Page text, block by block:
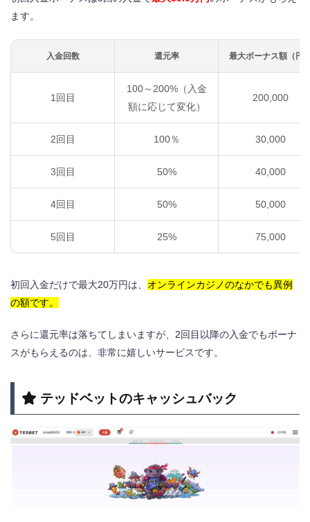
ます。
入金回数 還元率 最大ボーナス額（円
1回目
100～200%（入金
額に応じて変化）
200,000
2回目 100％ 30,000
3回目 50% 40,000
4回目 50% 50,000
5回目 25% 75,000
初回入金だけで最大20万円は、 オンラインカジノのなかでも異例
の額です。
さらに還元率は落ちてしまいますが、2回目以降の入金でもボーナ
スがもらえるのは、非常に嬉しいサービスです。
テッドベットのキャッシュバック